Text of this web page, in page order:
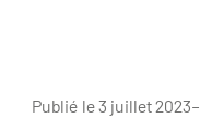
Publié le 3 juillet 2023–